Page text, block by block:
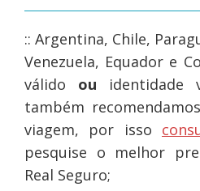
:: Argentina, Chile,
Venezuela, Equador e
válido ou identidade
também
viagem, por isso
pesquise o melhor
Real Seguro;